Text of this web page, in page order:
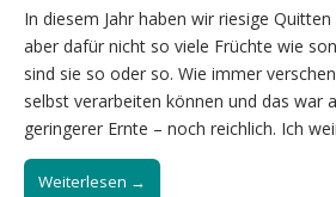
In diesem Jahr haben wir riesige
aber dafür nicht so viele Früchte wie
sind sie so oder so. Wie immer
selbst verarbeiten können und das war
geringerer Ernte – noch reichlich. Ich
Weiterlesen →